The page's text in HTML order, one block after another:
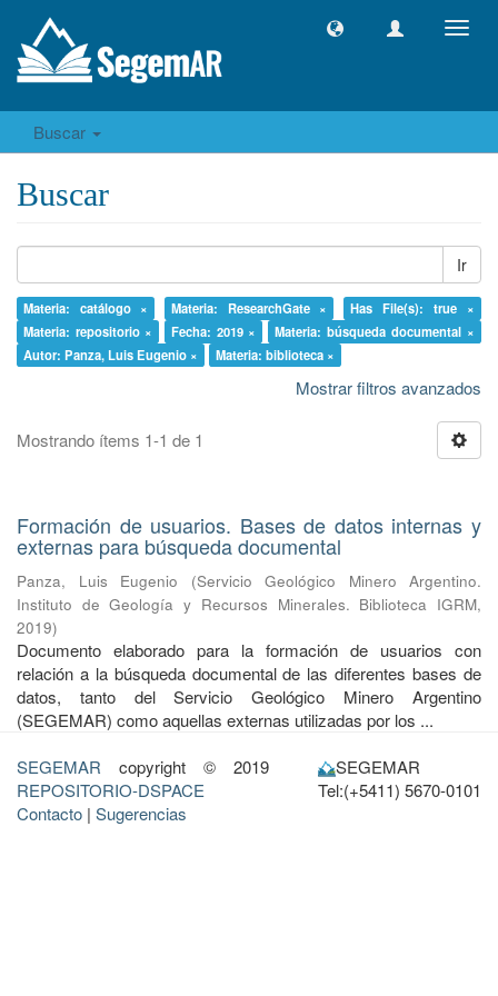
Buscar
Buscar
Ir
Materia: catálogo × Materia: ResearchGate ×
Has File(s): true ×
Materia: repositorio ×
Fecha: 2019 ×
Materia: búsqueda documental ×
Autor: Panza, Luis Eugenio ×
Materia: biblioteca ×
Mostrar filtros avanzados
Mostrando ítems 1-1 de 1
Formación de usuarios. Bases de datos internas y
externas para búsqueda documental
Panza, Luis Eugenio (Servicio Geológico Minero Argentino.
Instituto de Geología y Recursos Minerales. Biblioteca IGRM,
2019)
Documento elaborado para la formación de usuarios con
relación a la búsqueda documental de las diferentes bases de
datos, tanto del Servicio Geológico Minero Argentino
(SEGEMAR) como aquellas externas utilizadas por los ...
SEGEMAR copyright © 2019
REPOSITORIO-DSPACE
Contacto | Sugerencias
SEGEMAR
Tel:(+5411) 5670-0101